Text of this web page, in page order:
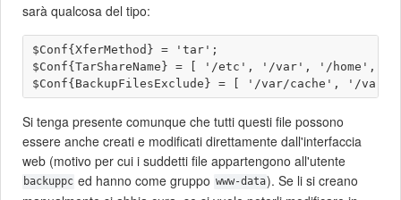
sarà qualcosa del tipo:
$Conf{XferMethod} = 'tar';
$Conf{TarShareName} = [ '/etc', '/var', '/home',
Si tenga presente comunque che tutti questi file possono
essere anche creati e modificati direttamente dall'interfaccia
web (motivo per cui i suddetti file appartengono all'utente
backuppc ed hanno come gruppo www-data). Se li si creano